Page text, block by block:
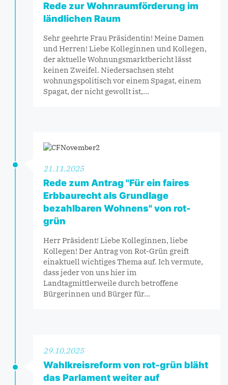
Rede zur Wohnraumförderung im
ländlichen Raum
Sehr geehrte Frau Präsidentin! Meine Damen
und Herren! Liebe Kolleginnen und Kollegen,
der aktuelle Wohnungsmarktbericht lässt
keinen Zweifel. Niedersachsen steht
wohnungspolitisch vor einem Spagat, einem
Spagat, der nicht gewollt ist,…
21.11.2025
Rede zum Antrag "Für ein faires
Erbbaurecht als Grundlage
bezahlbaren Wohnens" von rot-
grün
Herr Präsident! Liebe Kolleginnen, liebe
Kollegen! Der Antrag von Rot-Grün greift
einaktuell wichtiges Thema auf. Ich vermute,
dass jeder von uns hier im
Landtagmittlerweile durch betroffene
Bürgerinnen und Bürger für…
29.10.2025
Wahlkreisreform von rot-grün bläht
das Parlament weiter auf